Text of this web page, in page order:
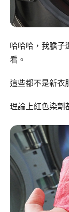
哈哈哈，我膽子
看。
這些都不是新衣
理論上紅色染劑